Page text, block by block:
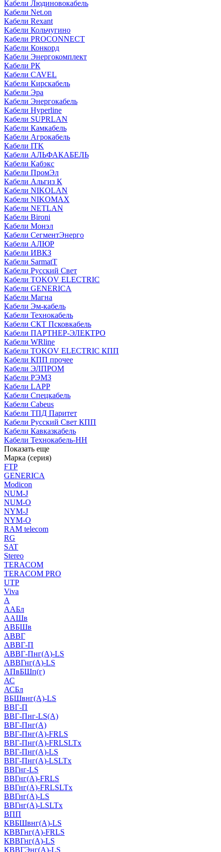
Кабели Людиновокабель
Кабели Net.on
Кабели Rexant
Кабели Кольчугино
Кабели PROCONNECT
Кабели Конкорд
Кабели Энергокомплект
Кабели РК
Кабели CAVEL
Кабели Кирскабель
Кабели Эра
Кабели Энергокабель
Кабели Hyperline
Кабели SUPRLAN
Кабели Камкабель
Кабели Агрокабель
Кабели ITK
Кабели АЛЬФАКАБЕЛЬ
Кабели Кабэкс
Кабели ПромЭл
Кабели Альгиз К
Кабели NIKOLAN
Кабели NIKOMAX
Кабели NETLAN
Кабели Bironi
Кабели Монэл
Кабели СегментЭнерго
Кабели АЛЮР
Кабели ИВКЗ
Кабели SarmatT
Кабели Русский Свет
Кабели TOKOV ELECTRIC
Кабели GENERICA
Кабели Магна
Кабели Эм-кабель
Кабели Технокабель
Кабели СКТ Псковкабель
Кабели ПАРТНЕР-ЭЛЕКТРО
Кабели WRline
Кабели TOKOV ELECTRIC КПП
Кабели КПП прочее
Кабели ЭЛПРОМ
Кабели РЭМЗ
Кабели LAPP
Кабели Спецкабель
Кабели Cabeus
Кабели ТПД Паритет
Кабели Русский Свет КПП
Кабели Кавказкабель
Кабели Технокабель-НН
Показать еще
Марка (серия)
FTP
GENERICA
Modicon
NUM-J
NUM-O
NYM-J
NYM-O
RAM telecom
RG
SAT
Stereo
TERACOM
TERACOM PRO
UTP
Viva
А
ААБл
ААШв
АВБШв
АВВГ
АВВГ-П
АВВГ-Пнг(А)-LS
АВВГнг(А)-LS
АПвБШп(г)
АС
АСБл
ВБШвнг(А)-LS
ВВГ-П
ВВГ-Пнг-LS(А)
ВВГ-Пнг(А)
ВВГ-Пнг(А)-FRLS
ВВГ-Пнг(А)-FRLSLTx
ВВГ-Пнг(А)-LS
ВВГ-Пнг(А)-LSLTx
ВВГнг-LS
ВВГнг(А)-FRLS
ВВГнг(А)-FRLSLTx
ВВГнг(А)-LS
ВВГнг(А)-LSLTx
ВПП
КВБШвнг(А)-LS
КВВГнг(А)-FRLS
КВВГнг(А)-LS
КВВГЭнг(А)-LS